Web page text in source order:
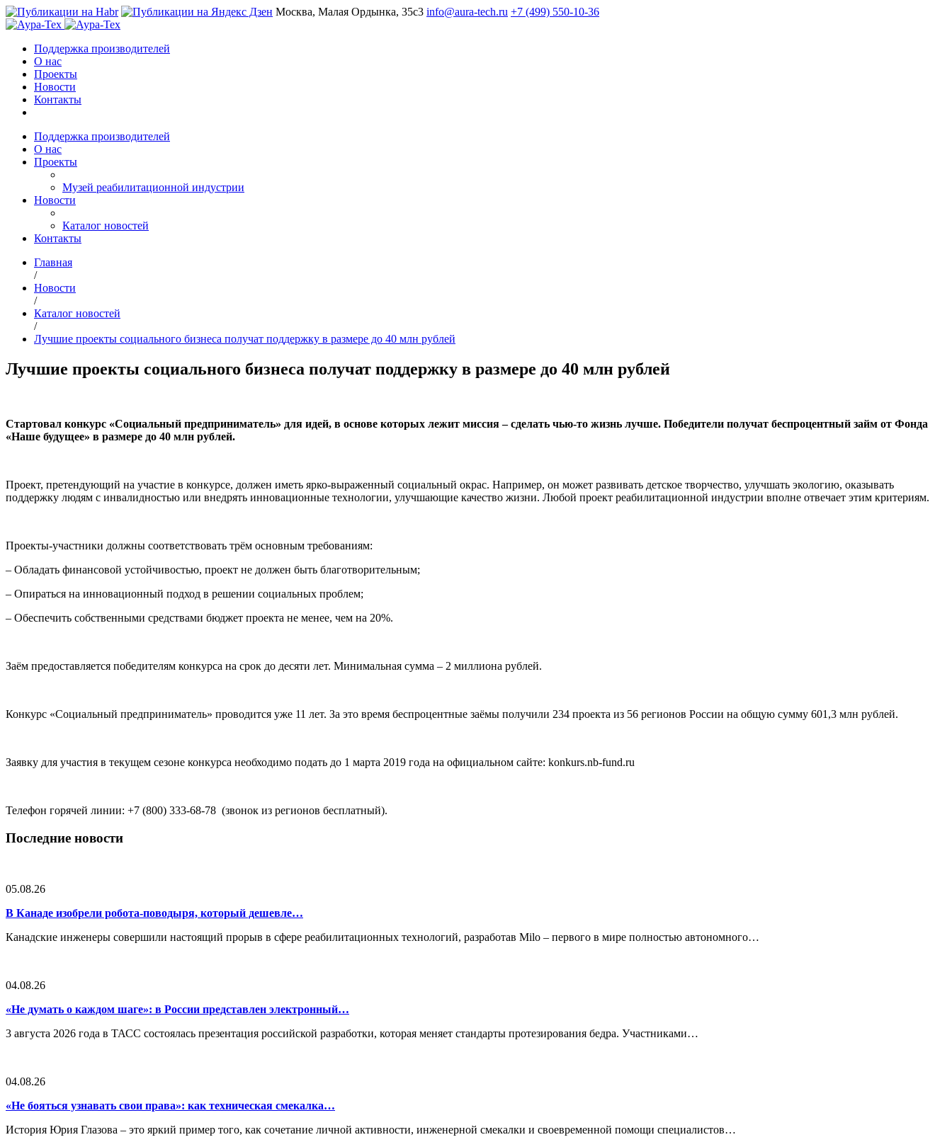
Москва, Малая Ордынка, 35с3 info@aura-tech.ru +7 (499) 550-10-36
Поддержка производителей
О нас
Проекты
Новости
Контакты
Поддержка производителей
О нас
Проекты
Музей реабилитационной индустрии
Новости
Каталог новостей
Контакты
Главная
/
Новости
/
Каталог новостей
/
Лучшие проекты социального бизнеса получат поддержку в размере до 40 млн рублей
Лучшие проекты социального бизнеса получат поддержку в размере до 40 млн рублей
Стартовал конкурс «Социальный предприниматель» для идей, в основе которых лежит миссия – сделать чью-то жизнь лучше. Победители получат беспроцентный займ от Фонда
«Наше будущее» в размере до 40 млн рублей.
Проект, претендующий на участие в конкурсе, должен иметь ярко-выраженный социальный окрас. Например, он может развивать детское творчество, улучшать экологию, оказывать
поддержку людям с инвалидностью или внедрять инновационные технологии, улучшающие качество жизни. Любой проект реабилитационной индустрии вполне отвечает этим критериям.
Проекты-участники должны соответствовать трём основным требованиям:
– Обладать финансовой устойчивостью, проект не должен быть благотворительным;
– Опираться на инновационный подход в решении социальных проблем;
– Обеспечить собственными средствами бюджет проекта не менее, чем на 20%.
Заём предоставляется победителям конкурса на срок до десяти лет. Минимальная сумма – 2 миллиона рублей.
Конкурс «Социальный предприниматель» проводится уже 11 лет. За это время беспроцентные заёмы получили 234 проекта из 56 регионов России на общую сумму 601,3 млн рублей.
Заявку для участия в текущем сезоне конкурса необходимо подать до 1 марта 2019 года на официальном сайте: konkurs.nb-fund.ru
Телефон горячей линии: +7 (800) 333-68-78 (звонок из регионов бесплатный).
Последние новости
05.08.26
В Канаде изобрели робота-поводыря, который дешевле…
Канадские инженеры совершили настоящий прорыв в сфере реабилитационных технологий, разработав Milo – первого в мире полностью автономного…
04.08.26
«Не думать о каждом шаге»: в России представлен электронный…
3 августа 2026 года в ТАСС состоялась презентация российской разработки, которая меняет стандарты протезирования бедра. Участниками…
04.08.26
«Не бояться узнавать свои права»: как техническая смекалка…
История Юрия Глазова – это яркий пример того, как сочетание личной активности, инженерной смекалки и своевременной помощи специалистов…